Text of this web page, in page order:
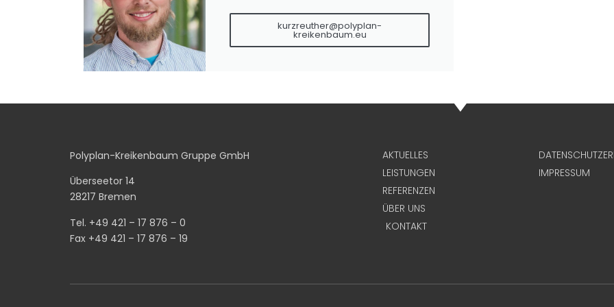
kurzreuther@polyplan-
kreikenbaum.eu
Polyplan-Kreikenbaum Gruppe GmbH
Überseetor 14
28217 Bremen
Tel. +49 421 – 17 876 – 0
Fax +49 421 – 17 876 – 19
AKTUELLES
LEISTUNGEN
REFERENZEN
ÜBER UNS
KONTAKT
IMPRESSUM